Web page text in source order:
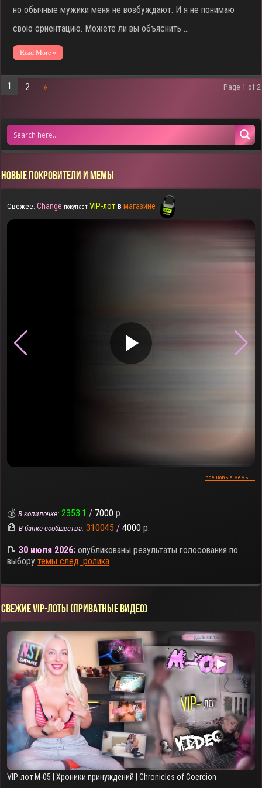
но обычные мужики меня не возбуждают. И я не понимаю
свою ориентацию. Можете ли вы объяснить …
Read More »
Page 1 of 2
1 2 »
НОВЫЕ ПОКРОВИТЕЛИ И МЕМЫ
Свежее: Change покупает VIP-лотвмагазине
▶
все новые мемы...
💰В копилочке: 2353.1 / 7000 р.
🏦В банке сообщества: 310045 / 4000 р.
📝30 июля 2026: опубликованы результаты голосования по
выборутемы след. ролика
СВЕЖИЕ VIP-ЛОТЫ (ПРИВАТНЫЕ ВИДЕО)
▶
VIP-лот M-05 | Хроники принуждений | Chronicles of Coercion